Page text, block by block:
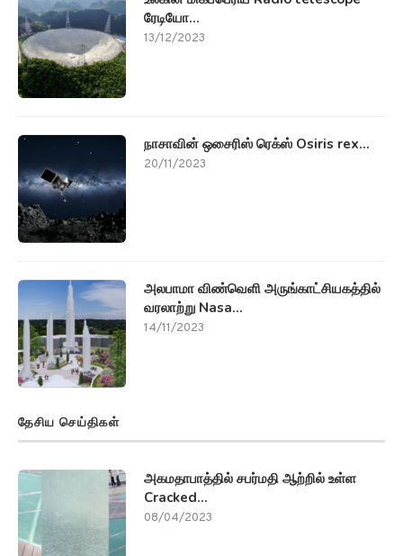
ரேடியோ...
13/12/2023
நாசாவின் ஒசைரிஸ் ரெக்ஸ் Osiris rex...
20/11/2023
அலபாமா விண்வெளி அருங்காட்சியகத்தில்
வரலாற்று Nasa...
14/11/2023
தேசிய செய்திகள்
அகமதாபாத்தில் சபர்மதி ஆற்றில் உள்ள
Cracked...
08/04/2023